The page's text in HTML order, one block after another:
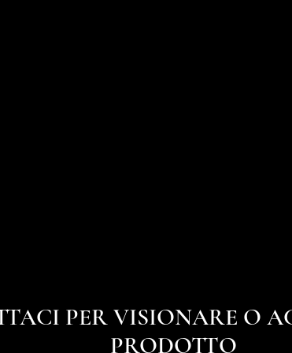
PER VISIONARE O
PRODOTTO